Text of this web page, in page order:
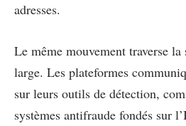
adresses.
Le même mouvement traverse
large. Les plateformes
sur leurs outils de détection,
systèmes antifraude fondés sur